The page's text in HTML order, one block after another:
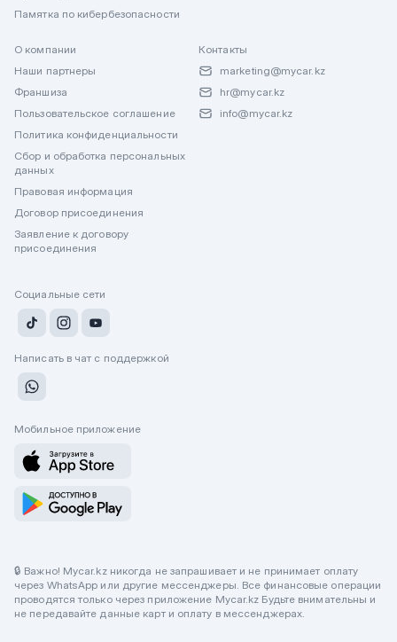
Памятка по кибербезопасности
О компании
Наши партнеры
Франшиза
Пользовательское соглашение
Политика конфиденциальности
Сбор и обработка персональных
данных
Правовая информация
Договор присоединения
Заявление к договору
присоединения
Контакты
marketing@mycar.kz
hr@mycar.kz
info@mycar.kz
Социальные сети
Написать в чат с поддержкой
Мобильное приложение
🔒 Важно! Mycar.kz никогда не запрашивает и не принимает оплату
через WhatsApp или другие мессенджеры. Все финансовые операции
проводятся только через приложение Mycar.kz Будьте внимательны и
не передавайте данные карт и оплату в мессенджерах.